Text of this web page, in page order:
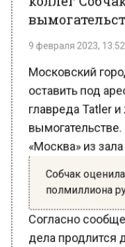
9 февраля 2023, 13:52
Московский
оставить под
главреда Tatler
«Москва» из
Собчак оценила
полмиллиона
Согласно
дела продлится
Уточняется, что